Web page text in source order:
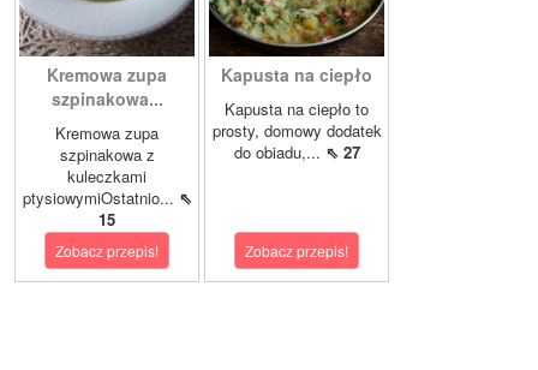
Kremowa zupa
szpinakowa...
Kremowa zupa
szpinakowa z
kuleczkami
ptysiowymiOstatnio... ⇖
15
Zobacz przepis!
Kapusta na ciepło
Kapusta na ciepło to
prosty, domowy dodatek
do obiadu,... ⇖ 27
Zobacz przepis!